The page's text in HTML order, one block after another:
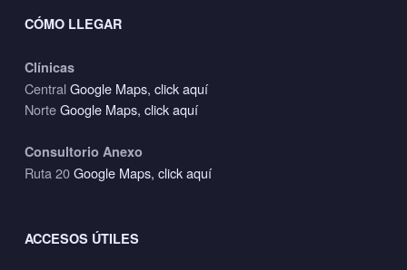
CÓMO LLEGAR
Clínicas
CentralGoogle Maps, click aquí
NorteGoogle Maps, click aquí
Consultorio Anexo
Ruta 20Google Maps, click aquí
ACCESOS ÚTILES